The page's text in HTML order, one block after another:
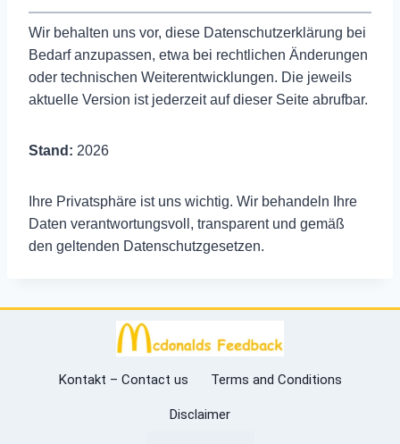
Wir behalten uns vor, diese Datenschutzerklärung bei
Bedarf anzupassen, etwa bei rechtlichen Änderungen
oder technischen Weiterentwicklungen. Die jeweils
aktuelle Version ist jederzeit auf dieser Seite abrufbar.
Stand: 2026
Ihre Privatsphäre ist uns wichtig. Wir behandeln Ihre
Daten verantwortungsvoll, transparent und gemäß
den geltenden Datenschutzgesetzen.
Kontakt – Contact us Terms and Conditions
Disclaimer